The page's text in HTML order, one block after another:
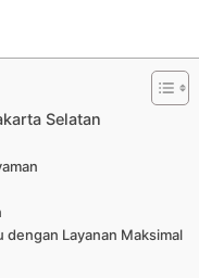
Selatan
dengan Layanan Maksimal